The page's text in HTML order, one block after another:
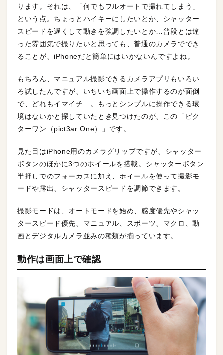
ります。それは、「何でもフルオートで撮れてしまう」
という点。ちょっとハイキーにしたいとか、シャッター
スピードを遅くして動きを強調したいとか…普段とは違
った雰囲気で撮りたいと思っても、普通のカメラででき
ることが、iPhoneだと簡単にはいかないんですよね。
もちろん、マニュアル撮影できるカメラアプリもいろい
ろ試したんですが、いちいち画面上で操作するのが面倒
で、どれもイマイチ…。もっとシンプルに操作できる環
境はないかと探していたとき見つけたのが、この「ピク
ターワン（pict3ar One）」です。
見た目はiPhone用のカメラグリップですが、シャッター
ボタンのほかに3つのホイールを搭載。シャッターボタン
半押しでのフォーカスに加え、ホイールを使って撮影モ
ードや露出、シャッタースピードを調節できます。
撮影モードは、オートモードを始め、感度優先やシャッ
タースピード優先、マニュアル、スポーツ、マクロ、動
画とデジタルカメラ並みの種類が揃っています。
動作は画面上で確認